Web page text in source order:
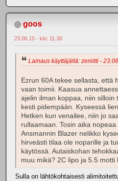
goos
23.06.15 - klo: 11.38
Lainaus käyttäjältä: zeniitti -
Ezrun 60A tekee sellasta, että
vaan toimii. Kaasua
ajelin ilman koppaa, niin silloin
kesti pidempään. Kyseessä
Hetken kun venailee, niin jo
rullaamaan. Tosin aika
Ansmannin Blazer nelikko
hirveästi tilaa ole noparille ja
käytössä. Autaiskohan
muu mikä? 2C lipo ja 5.5 motti
Sulla on lähtökohtaisesti